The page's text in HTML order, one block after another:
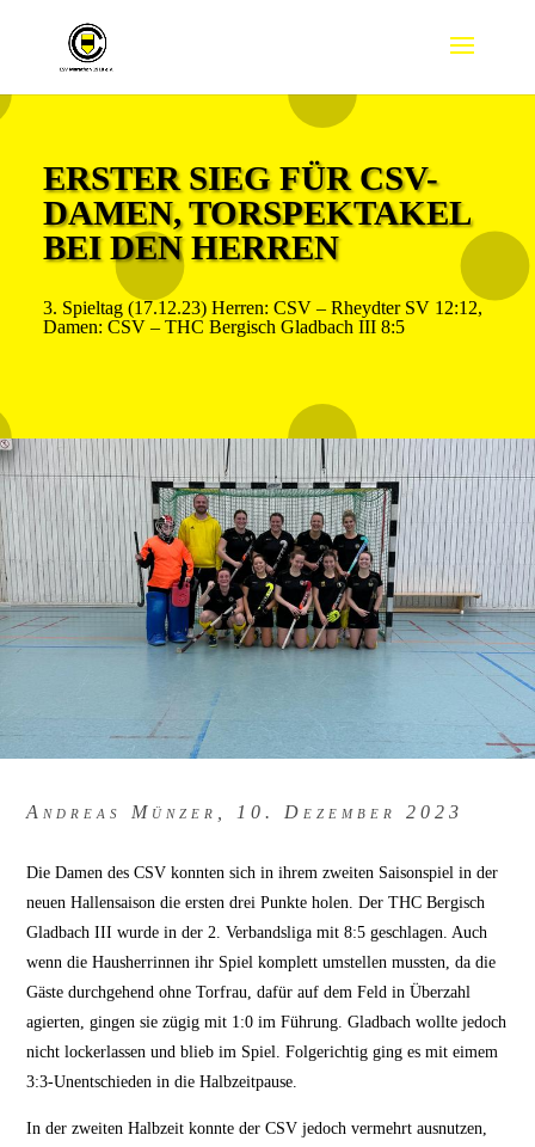
ERSTER SIEG FÜR CSV-
DAMEN, TORSPEKTAKEL
BEI DEN HERREN
3. Spieltag (17.12.23) Herren: CSV – Rheydter SV 12:12,
Damen: CSV – THC Bergisch Gladbach III 8:5
Andreas Münzer, 10. Dezember 2023
Die Damen des CSV konnten sich in ihrem zweiten Saisonspiel in der
neuen Hallensaison die ersten drei Punkte holen. Der THC Bergisch
Gladbach III wurde in der 2. Verbandsliga mit 8:5 geschlagen. Auch
wenn die Hausherrinnen ihr Spiel komplett umstellen mussten, da die
Gäste durchgehend ohne Torfrau, dafür auf dem Feld in Überzahl
agierten, gingen sie zügig mit 1:0 im Führung. Gladbach wollte jedoch
nicht lockerlassen und blieb im Spiel. Folgerichtig ging es mit eimem
3:3-Unentschieden in die Halbzeitpause.
In der zweiten Halbzeit konnte der CSV jedoch vermehrt ausnutzen,